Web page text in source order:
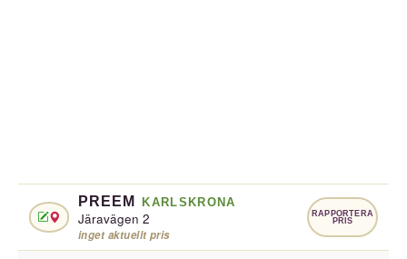
PREEM KARLSKRONA
Järavägen 2
inget aktuellt pris
RAPPORTERA
PRIS